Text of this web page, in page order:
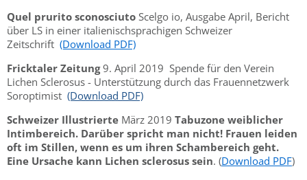
Quel prurito sconosciuto Scelgo io, Ausgabe April, Bericht
über LS in einer italienischsprachigen Schweizer
Zeitschrift (Download PDF)
Fricktaler Zeitung9. April 2019 Spende für den Verein
Lichen Sclerosus - Unterstützung durch das Frauennetzwerk
Soroptimist (Download PDF)
Schweizer Illustrierte März 2019 Tabuzone weiblicher
Intimbereich. Darüber spricht man nicht! Frauen leiden
oft im Stillen, wenn es um ihren Schambereich geht.
Eine Ursache kann Lichen sclerosus sein. (Download PDF)